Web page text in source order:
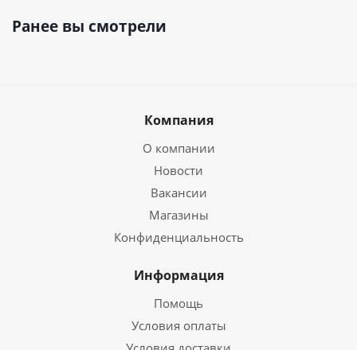
Ранее вы смотрели
Компания
О компании
Новости
Вакансии
Магазины
Конфиденциальность
Информация
Помощь
Условия оплаты